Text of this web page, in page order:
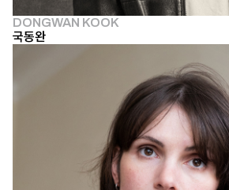
DONGWAN KOOK
국동완